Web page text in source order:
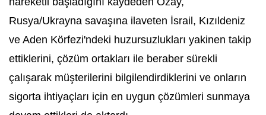
Rusya/Ukrayna savaşına ilaveten İsrail, Kızıldeniz
ve Aden Körfezi'ndeki huzursuzlukları yakinen takip
ettiklerini, çözüm ortakları ile beraber sürekli
çalışarak müşterilerini bilgilendirdiklerini ve onların
sigorta ihtiyaçları için en uygun çözümleri sunmaya